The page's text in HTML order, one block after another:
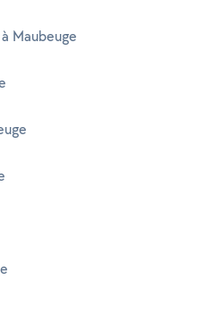
Maubeuge